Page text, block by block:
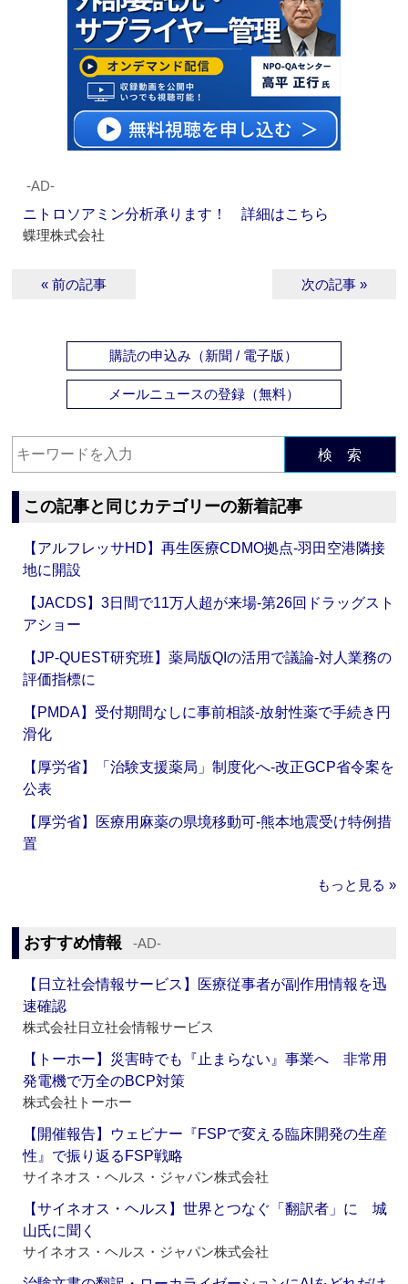
‐AD‐
ニトロソアミン分析承ります！ 詳細はこちら
蝶理株式会社
« 前の記事 次の記事 »
購読の申込み（新聞 / 電子版）
メールニュースの登録（無料）
検 索
この記事と同じカテゴリーの新着記事
【アルフレッサHD】再生医療CDMO拠点‐羽田空港隣接
地に開設
【JACDS】3日間で11万人超が来場‐第26回ドラッグスト
アショー
【JP-QUEST研究班】薬局版QIの活用で議論‐対人業務の
評価指標に
【PMDA】受付期間なしに事前相談‐放射性薬で手続き円
滑化
【厚労省】「治験支援薬局」制度化へ‐改正GCP省令案を
公表
【厚労省】医療用麻薬の県境移動可‐熊本地震受け特例措
置
もっと見る »
おすすめ情報 ‐AD‐
【日立社会情報サービス】医療従事者が副作用情報を迅
速確認
株式会社日立社会情報サービス
【トーホー】災害時でも『止まらない』事業へ 非常用
発電機で万全のBCP対策
株式会社トーホー
【開催報告】ウェビナー『FSPで変える臨床開発の生産
性』で振り返るFSP戦略
サイネオス・ヘルス・ジャパン株式会社
【サイネオス・ヘルス】世界とつなぐ「翻訳者」に 城
山氏に聞く
サイネオス・ヘルス・ジャパン株式会社